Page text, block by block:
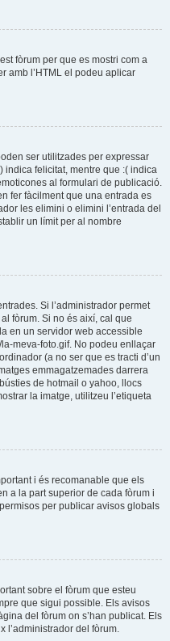
fòrum per que es mostri com a
amb l’HTML el podeu aplicar
ser utilitzades per expressar
indica felicitat, mentre que :( indica
al formulari de publicació.
fer fàcilment que una entrada es
les elimini o elimini l’entrada del
un límit per al nombre
Si l’administrador permet
fòrum. Si no és així, cal que
en un servidor web accessible
meva-foto.gif. No podeu enllaçar
(a no ser que es tracti d’un
emmagatzemades darrera
de hotmail o yahoo, llocs
la imatge, utilitzeu l’etiqueta
i és recomanable que els
a la part superior de cada fòrum i
per publicar avisos globals
sobre el fòrum que esteu
que sigui possible. Els avisos
del fòrum on s’han publicat. Els
l’administrador del fòrum.